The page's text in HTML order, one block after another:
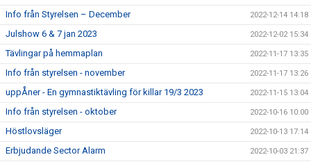
Info från Styrelsen – December 2022-12-14 14:18
Julshow 6 & 7 jan 2023 2022-12-02 15:34
Tävlingar på hemmaplan 2022-11-17 13:35
Info från styrelsen - november 2022-11-17 13:26
uppÅner - En gymnastiktävling för killar 19/3 2023 2022-11-15 13:04
Info från styrelsen - oktober 2022-10-16 10:00
Höstlovsläger 2022-10-13 17:14
Erbjudande Sector Alarm 2022-10-03 21:37